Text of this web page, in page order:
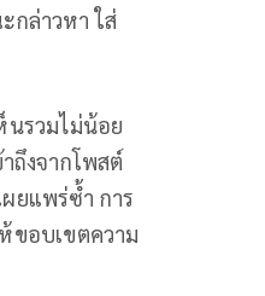
กล่าวหา ใส่
นรวมไม่น้อย
ถึงจากโพสต์
ยแพร่ซ้ำ การ
ขอบเขตความ